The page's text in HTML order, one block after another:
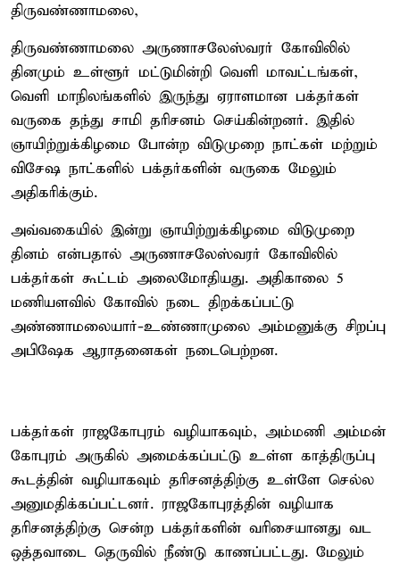
திருவண்ணாமலை,
திருவண்ணாமலை அருணாசலேஸ்வரர் கோவிலில்
தினமும் உள்ளூர் மட்டுமின்றி வெளி மாவட்டங்கள்,
வெளி மாநிலங்களில் இருந்து ஏராளமான பக்தர்கள்
வருகை தந்து சாமி தரிசனம் செய்கின்றனர். இதில்
ஞாயிற்றுக்கிழமை போன்ற விடுமுறை நாட்கள் மற்றும்
விசேஷ நாட்களில் பக்தர்களின் வருகை மேலும்
அதிகரிக்கும்.
அவ்வகையில் இன்று ஞாயிற்றுக்கிழமை விடுமுறை
தினம் என்பதால் அருணாசலேஸ்வரர் கோவிலில்
பக்தர்கள் கூட்டம் அலைமோதியது. அதிகாலை 5
மணியளவில் கோவில் நடை திறக்கப்பட்டு
அண்ணாமலையார்-உண்ணாமுலை அம்மனுக்கு சிறப்பு
அபிஷேக ஆராதனைகள் நடைபெற்றன.
பக்தர்கள் ராஜகோபுரம் வழியாகவும், அம்மணி அம்மன்
கோபுரம் அருகில் அமைக்கப்பட்டு உள்ள காத்திருப்பு
கூடத்தின் வழியாகவும் தரிசனத்திற்கு உள்ளே செல்ல
அனுமதிக்கப்பட்டனர். ராஜகோபுரத்தின் வழியாக
தரிசனத்திற்கு சென்ற பக்தர்களின் வரிசையானது வட
ஒத்தவாடை தெருவில் நீண்டு காணப்பட்டது. மேலும்